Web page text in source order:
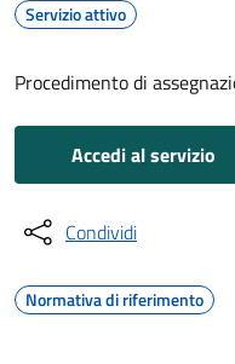
Servizio attivo
Procedimento di
Accedi al servizio
Condividi
Normativa di riferimento